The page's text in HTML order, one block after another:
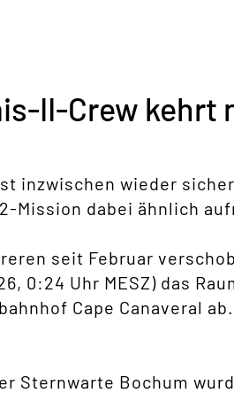
II-Crew kehrt
inzwischen wieder
2-Mission dabei ähnlich
seit Februar
0:24 Uhr MESZ) das
Cape Canaveral
Sternwarte Bochum